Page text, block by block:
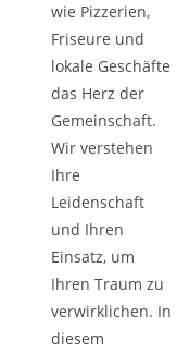
wie Pizzerien,
Friseure und
lokale Geschäfte
das Herz der
Gemeinschaft.
Wir verstehen
Ihre
Leidenschaft
und Ihren
Einsatz, um
Ihren Traum zu
verwirklichen. In
diesem